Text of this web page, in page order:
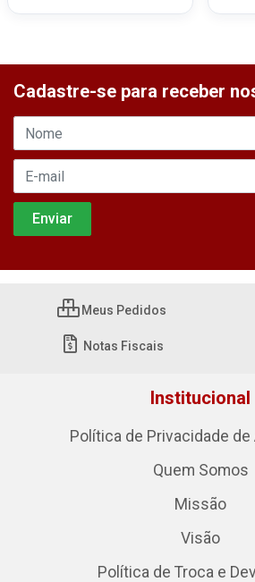
Cadastre-se para receber
Meus Pedidos
Notas Fiscais
Institucional
Política de Privacidade
Quem Somos
Missão
Visão
Política de Troca e